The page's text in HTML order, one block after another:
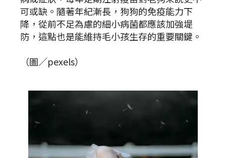
可或缺。隨著年紀漸長，狗狗的免疫能力下
降，從前不足為慮的細小病菌都應該加強堤
防，這點也是能維持毛小孩生存的重要關鍵。
（圖／pexels）